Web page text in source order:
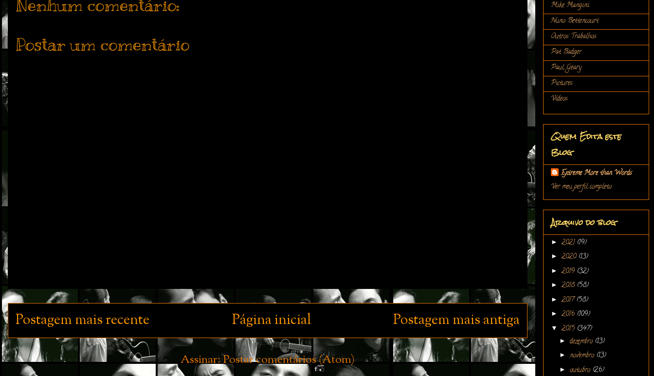
Nenhum comentário:
Postar um comentário
Postagem mais recente Postagem mais antiga
Página inicial
Assinar:Postar comentários (Atom)
Mike Mangini
Nuno Bettencourt
Outros Trabalhos
Pat Badger
Paul Geary
Pictures
Vídeos
Quem Edita este
Blog
Extreme More than Words
Ver meu perfil completo
Arquivo do blog
► 2021 (19)
► 2020 (13)
► 2019 (32)
► 2018 (58)
► 2017(58)
► 2016 (109)
▼ 2015 (347)
► dezembro (13)
► novembro (13)
► outubro (26)